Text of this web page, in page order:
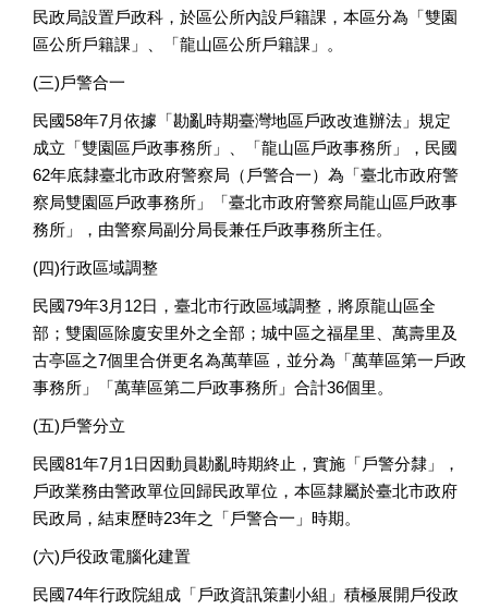
民政局設置戶政科，於區公所內設戶籍課，本區分為「雙園
區公所戶籍課」、「龍山區公所戶籍課」。
(三)戶警合一
民國58年7月依據「勘亂時期臺灣地區戶政改進辦法」規定
成立「雙園區戶政事務所」、「龍山區戶政事務所」，民國
62年底隸臺北市政府警察局（戶警合一）為「臺北市政府警
察局雙園區戶政事務所」「臺北市政府警察局龍山區戶政事
務所」，由警察局副分局長兼任戶政事務所主任。
(四)行政區域調整
民國79年3月12日，臺北市行政區域調整，將原龍山區全
部；雙園區除廈安里外之全部；城中區之福星里、萬壽里及
古亭區之7個里合併更名為萬華區，並分為「萬華區第一戶政
事務所」「萬華區第二戶政事務所」合計36個里。
(五)戶警分立
民國81年7月1日因動員勘亂時期終止，實施「戶警分隸」，
戶政業務由警政單位回歸民政單位，本區隸屬於臺北市政府
民政局，結束歷時23年之「戶警合一」時期。
(六)戶役政電腦化建置
民國74年行政院組成「戶政資訊策劃小組」積極展開戶役政